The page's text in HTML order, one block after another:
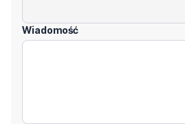
Wiadomość